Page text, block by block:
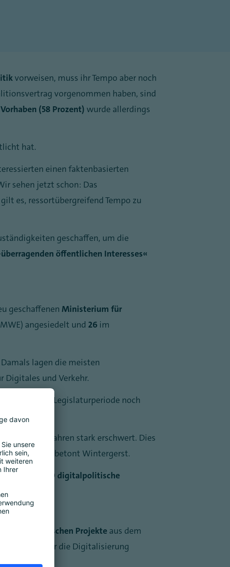
vorweisen, muss ihr Tempo aber noch
vorgenommen haben, sind
(58 Prozent) wurde allerdings
hat.
einen faktenbasierten
sehen jetzt schon: Das
es, ressortübergreifend Tempo zu
geschaffen, um die
öffentlichen Interesses“
geschaffenen Ministerium für
angesiedelt und 26 im
lagen die meisten
und Verkehr.
der letzten Legislaturperiode noch
Jahren stark erschwert. Dies
betont Wintergerst.
Bär
20 digitalpolitische
digitalpolitischen Projekte aus dem
für die Digitalisierung